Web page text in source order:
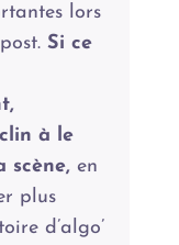
lors
Si ce
à le
scène, en
plus
d’algo’